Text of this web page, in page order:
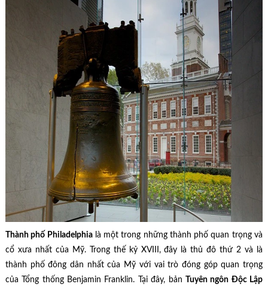
Thành phố Philadelphialà một trong những thành phố quan trọng và
cổ xưa nhất của Mỹ. Trong thế kỷ XVIII, đây là thủ đô thứ 2 và là
thành phố đông dân nhất của Mỹ với vai trò đóng góp quan trọng
của Tổng thống Benjamin Franklin. Tại đây, bản
Tuyên ngôn Độc Lập